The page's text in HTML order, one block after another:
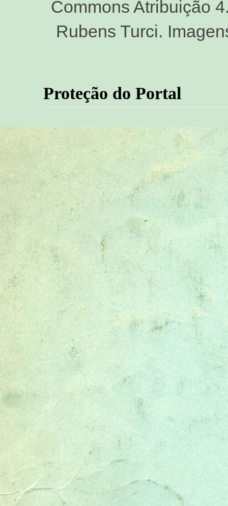
Commons Atribuição
Rubens Turci.
Proteção do Portal